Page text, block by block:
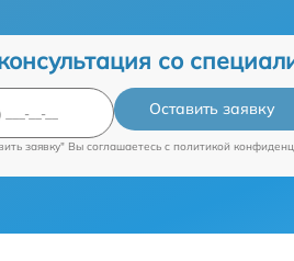
со
Оставить заявку
заявку" Вы соглашаетесь c политикой